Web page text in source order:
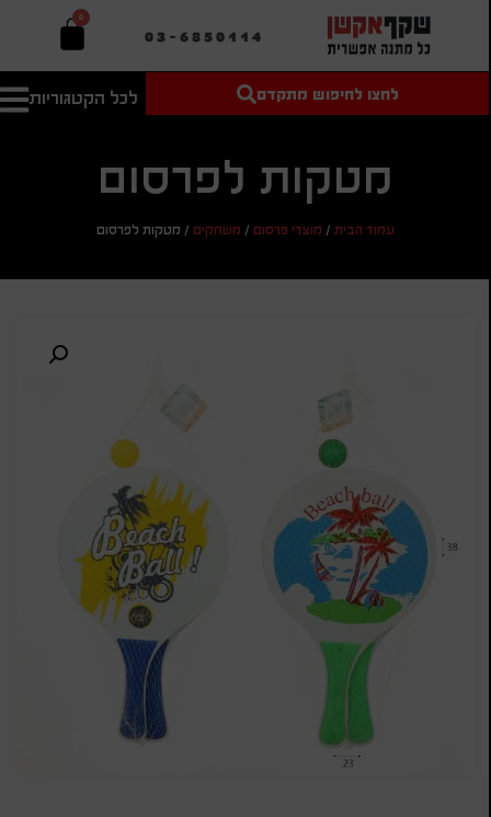
03-6850114
0
לכל הקטגוריות
טקסט חופשי
מחיר מיני'
חיפוש
לחצו לחיפוש מתקדם
מטקות לפרסום
עמוד הבית/ מוצרי פרסום/ משחקים/ מטקות לפרסום